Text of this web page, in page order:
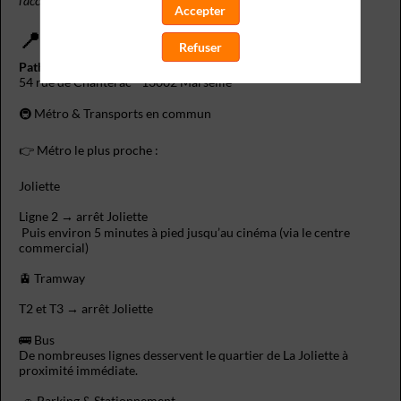
📍 Lieu
Pathé La Joliette
54 rue de Chanterac - 13002 Marseille
🚇 Métro & Transports en commun
👉 Métro le plus proche :
Joliette
Ligne 2 → arrêt Joliette
Puis environ 5 minutes à pied jusqu’au cinéma (via le centre
commercial)
🚊 Tramway
T2 et T3 → arrêt Joliette
🚌 Bus
De nombreuses lignes desservent le quartier de La Joliette à
proximité immédiate.
Accepter
Refuser